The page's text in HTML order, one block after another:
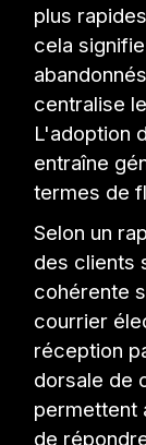
plus
cela
centralise
L'adoption
entraîne
termes de
Selon un
des clients
cohérente
courrier
réception
dorsale de
permettent
de